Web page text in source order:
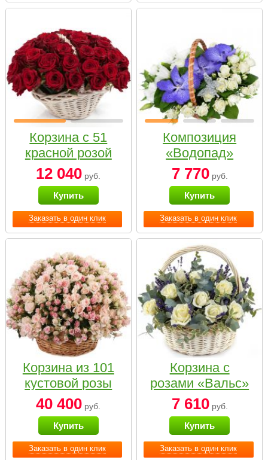
Заказать в один клик
Корзина с 51
красной розой
12 040 руб.
Купить
Заказать в один клик
Композиция
«Водопад»
7 770руб.
Купить
Заказать в один клик
Корзина из 101
кустовой розы
нежных тонов
40 400 руб.
Купить
Заказать в один клик
Корзина с
розами «Вальс»
7 610руб.
Купить